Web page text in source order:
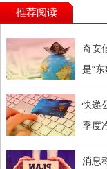
推荐阅读
奇安
是“
快递
季度
消息